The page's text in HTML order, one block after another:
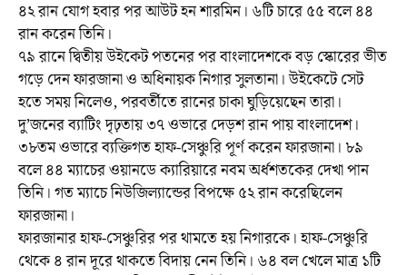
৪২ রান যোগ হবার পর আউট হন শারমিন। ৬টি চারে ৫৫ বলে ৪৪
রান করেন তিনি।
৭৯ রানে দ্বিতীয় উইকেট পতনের পর বাংলাদেশকে বড় স্কোরের ভীত
গড়ে দেন ফারজানা ও অধিনায়ক নিগার সুলতানা। উইকেটে সেট
হতে সময় নিলেও, পরবর্তীতে রানের চাকা ঘুড়িয়েছেন তারা।
দু’জনের ব্যাটিং দৃঢ়তায় ৩৭ ওভারে দেড়শ রান পায় বাংলাদেশ।
৩৮তম ওভারে ব্যক্তিগত হাফ-সেঞ্চুরি পূর্ণ করেন ফারজানা। ৮৯
বলে ৪৪ ম্যাচের ওয়ানডে ক্যারিয়ারে নবম অর্ধশতকের দেখা পান
তিনি। গত ম্যাচে নিউজিল্যান্ডের বিপক্ষে ৫২ রান করেছিলেন
ফারজানা।
ফারজানার হাফ-সেঞ্চুরির পর থামতে হয় নিগারকে। হাফ-সেঞ্চুরি
থেকে ৪ রান দূরে থাকতে বিদায় নেন তিনি। ৬৪ বল খেলে মাত্র ১টি